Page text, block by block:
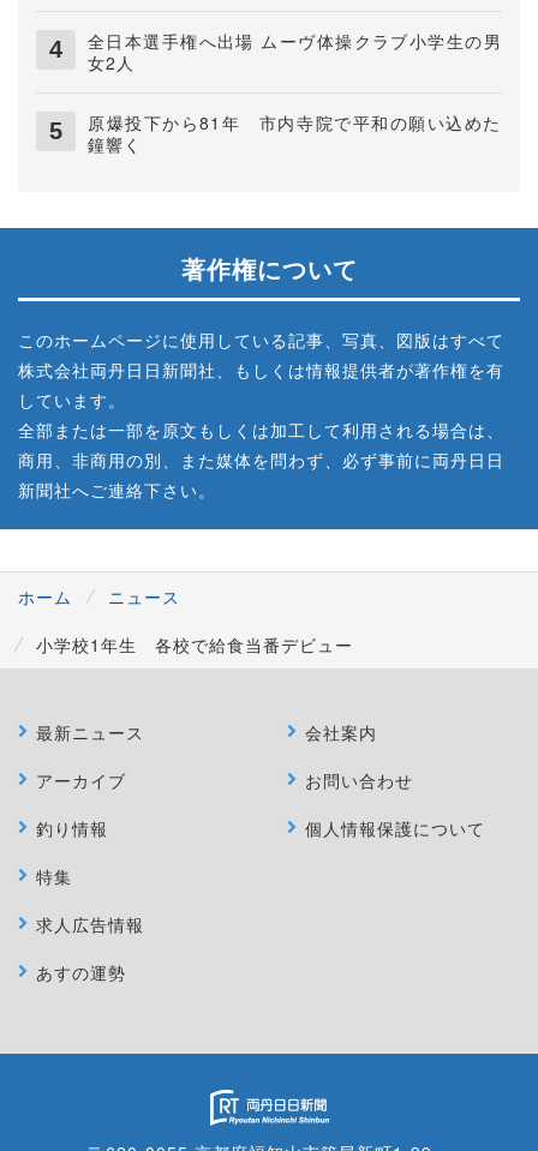
全日本選手権へ出場 ムーヴ体操クラブ小学生の男
女2人
原爆投下から81年 市内寺院で平和の願い込めた
鐘響く
著作権について
このホームページに使用している記事、写真、図版はすべて
株式会社両丹日日新聞社、もしくは情報提供者が著作権を有
しています。
全部または一部を原文もしくは加工して利用される場合は、
商用、非商用の別、また媒体を問わず、必ず事前に両丹日日
新聞社へご連絡下さい。
ホーム
ニュース
小学校1年生 各校で給食当番デビュー
最新ニュース
アーカイブ
釣り情報
特集
求人広告情報
あすの運勢
会社案内
お問い合わせ
個人情報保護について